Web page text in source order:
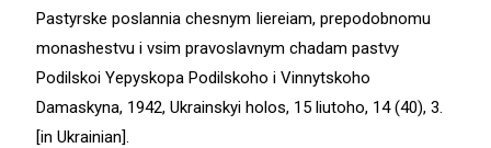
Pastyrske poslannia chesnym Iiereiam, prepodobnomu
monashestvu i vsim pravoslavnym chadam pastvy
Podilskoi Yepyskopa Podilskoho i Vinnytskoho
Damaskyna, 1942, Ukrainskyi holos, 15 liutoho, 14 (40), 3.
[in Ukrainian].